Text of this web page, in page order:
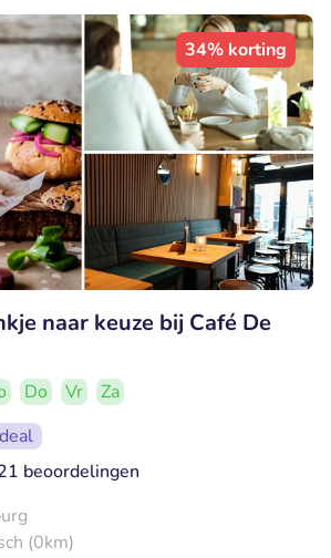
34% korting
naar keuze bij Café De
Do Vr
Za
beoordelingen
(0km)